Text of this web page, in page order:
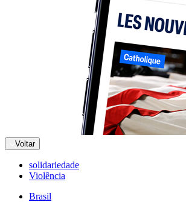
Voltar
solidariedade
Violência
Brasil